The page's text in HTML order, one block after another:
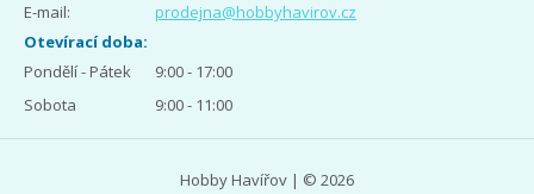
E-mail:
prodejna@hobbyhavirov.cz
Otevírací doba:
Pondělí - Pátek
9:00 - 17:00
Sobota
9:00 - 11:00
Hobby Havířov | © 2026